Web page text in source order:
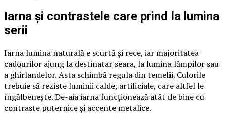
Iarna și contrastele care prind la lumina
serii
Iarna lumina naturală e scurtă și rece, iar majoritatea
cadourilor ajung la destinatar seara, la lumina lămpilor sau
a ghirlandelor. Asta schimbă regula din temelii. Culorile
trebuie să reziste luminii calde, artificiale, care altfel le
îngălbenește. De-aia iarna funcționează atât de bine cu
contraste puternice și accente metalice.